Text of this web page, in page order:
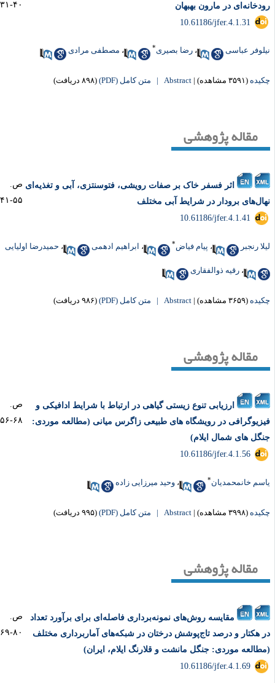
در مارون بهبهان
‎ 10.61186/jfer.4.1.31
عباسی ،رضا بصیری ،مصطفی مرادی
(۳۵۹۱ مشاهده) |
Abstract | متن کامل (PDF) (۸۹۸ دریافت)
مقاله پژوهشی
اثر فسفر خاک بر صفات رویشی، فتوسنتزی، آبی و تغذیه‌ای
برودار در شرایط آبی مختلف
ص.
‎ 10.61186/jfer.4.1.41
رنجبر ،پیام فیاض ،ابراهیم ادهمی ،حمیدرضا اولیایی
،رقیه ذوالفقاری
(۳۶۵۹ مشاهده) |
Abstract | متن کامل (PDF) (۹۸۶ دریافت)
مقاله پژوهشی
ارزیابی تنوع زیستی گیاهی در ارتباط با شرایط ادافیکی و
در رویشگاه های طبیعی زاگرس میانی (مطالعه موردی:
های شمال ایلام)
ص.
‎ 10.61186/jfer.4.1.56
خانمحمدیان * ،وحید میرزایی زاده
(۳۹۹۸ مشاهده) |
Abstract | متن کامل (PDF) (۹۹۵ دریافت)
مقاله پژوهشی
مقایسه روش‌های نمونه‌برداری فاصله‌ای برای برآورد تعداد
هکتار و درصد تاج‌پوشش درختان در شبکه‌های آماربرداری مختلف
موردی: جنگل مانشت و قلارنگ ایلام، ایران)
ص.
‎ 10.61186/jfer.4.1.69